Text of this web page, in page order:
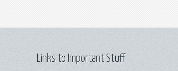
Links to Important Stuff